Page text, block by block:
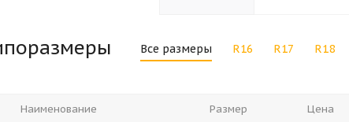
Все размеры R16 R17 R18
Наименование Размер Цена